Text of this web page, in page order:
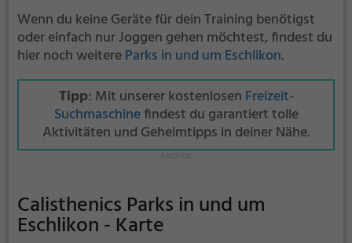
Wenn du keine Geräte für dein Training benötigst
oder einfach nur Joggen gehen möchtest, findest du
hier noch weitereParks in und um Eschlikon.
Tipp: Mit unserer kostenlosen Freizeit-
Suchmaschinefindest du garantiert tolle
Aktivitäten und Geheimtipps in deiner Nähe.
Calisthenics Parks in und um
Eschlikon - Karte